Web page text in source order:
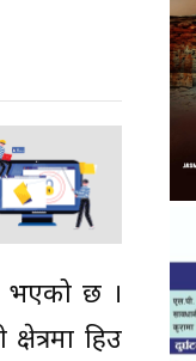
भएको छ ।
हिउ